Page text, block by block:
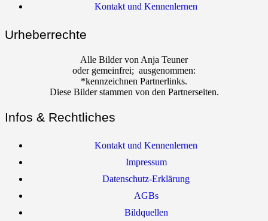
Kontakt und Kennenlernen
Urheberrechte
Alle Bilder von Anja Teuner
oder gemeinfrei; ausgenommen:
*kennzeichnen Partnerlinks.
Diese Bilder stammen von den Partnerseiten.
Infos & Rechtliches
Kontakt und Kennenlernen
Impressum
Datenschutz-Erklärung
AGBs
Bildquellen